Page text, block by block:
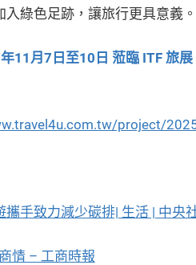
綠色足跡，讓旅行更具意義。
11月7日至10日 蒞臨 ITF 旅
project/
手致力減少碳排| 生活 | 中央
情 – 工商時報